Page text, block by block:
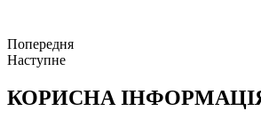
Попередня
Наступне
КОРИСНА